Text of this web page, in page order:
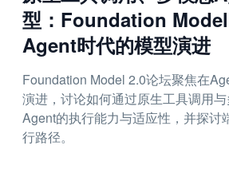
型：Foundation
Agent时代的模型演进
Foundation Model 2.0论坛聚焦在
演进，讨论如何通过原生工具调用
Agent的执行能力与适应性，并探讨
行路径。